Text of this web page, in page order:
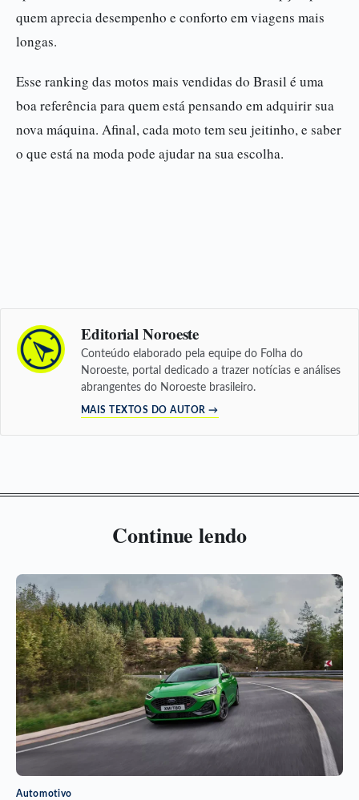
quem aprecia desempenho e conforto em viagens mais
longas.
Esse ranking das motos mais vendidas do Brasil é uma
boa referência para quem está pensando em adquirir sua
nova máquina. Afinal, cada moto tem seu jeitinho, e saber
o que está na moda pode ajudar na sua escolha.
Editorial Noroeste
Conteúdo elaborado pela equipe do Folha do
Noroeste, portal dedicado a trazer notícias e análises
abrangentes do Noroeste brasileiro.
MAIS TEXTOS DO AUTOR →
Continue lendo
Automotivo